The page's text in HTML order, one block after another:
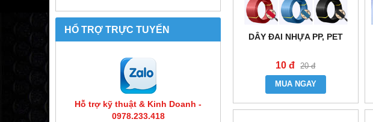
HỔ TRỢ TRỰC TUYẾN
Hỗ trợ kỹ thuật & Kinh Doanh -
0978.233.418
DÂY ĐAI NHỰA PP, PET
10 đ 20 đ
MUA NGAY